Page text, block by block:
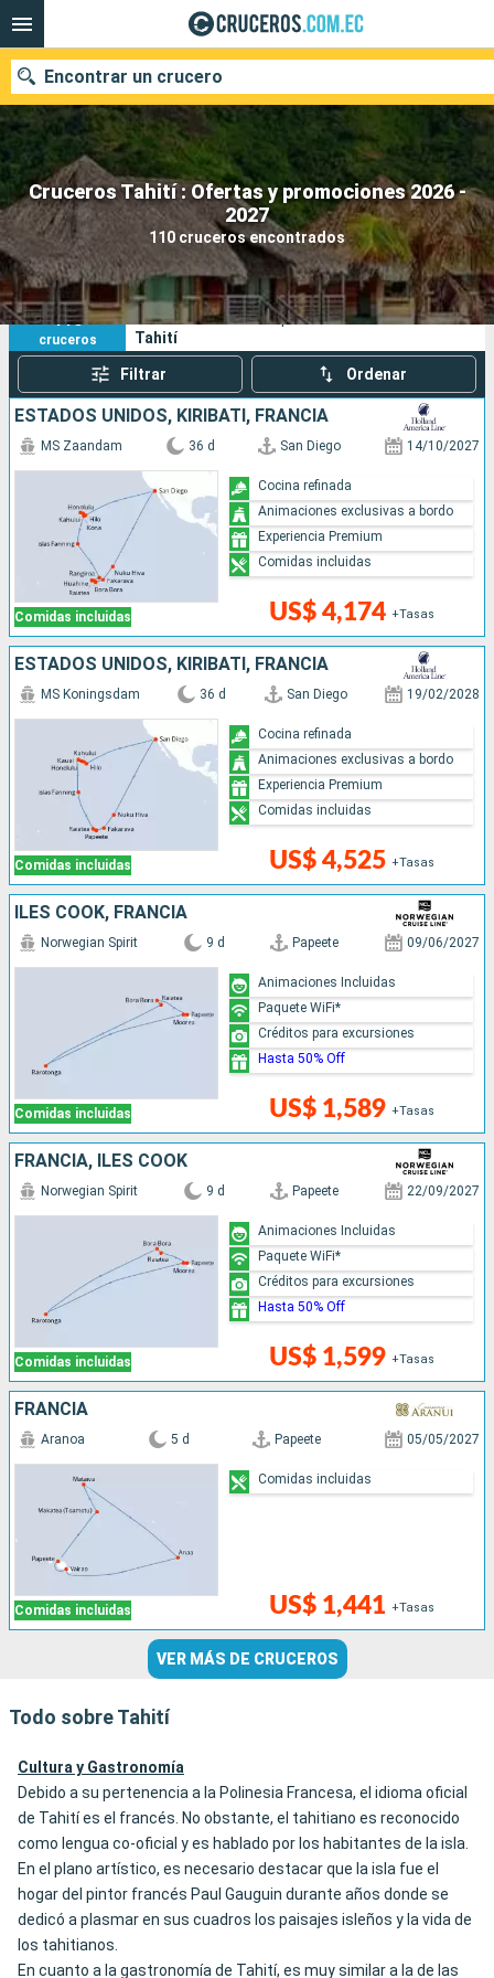
Cruceros Tahití : Ofertas y promociones 2026 -
2027
110 cruceros encontrados
Encontrar un crucero
Nuestros destinos
Fecha de salida
Puertos Compañías
Buscar
110
cruceros
Sus criterios de búsqueda:
Tahití
Filtrar Ordenar
ESTADOS UNIDOS, KIRIBATI, FRANCIA
Comidas incluidas
MS Zaandam 36 d San Diego 14/10/2027
US$ 4,174 +Tasas
Cocina refinada
Animaciones exclusivas a bordo
Experiencia Premium
Comidas incluidas
ESTADOS UNIDOS, KIRIBATI, FRANCIA
Comidas incluidas
MS Koningsdam 36 d San Diego 19/02/2028
US$ 4,525 +Tasas
Cocina refinada
Animaciones exclusivas a bordo
Experiencia Premium
Comidas incluidas
ILES COOK, FRANCIA
Comidas incluidas
Norwegian Spirit 9 d Papeete 09/06/2027
US$ 1,589 +Tasas
Animaciones Incluidas
Paquete WiFi*
Créditos para excursiones
Hasta 50% Off
FRANCIA, ILES COOK
Comidas incluidas
Norwegian Spirit 9 d Papeete 22/09/2027
US$ 1,599 +Tasas
Animaciones Incluidas
Paquete WiFi*
Créditos para excursiones
Hasta 50% Off
FRANCIA
Comidas incluidas
Aranoa 5 d Papeete 05/05/2027
US$ 1,441 +Tasas
Comidas incluidas
VER MÁS DE CRUCEROS
Todo sobre Tahití
Cultura y Gastronomía
Debido a su pertenencia a la Polinesia Francesa, el idioma oficial
de Tahití es el francés. No obstante, el tahitiano es reconocido
como lengua co-oficial y es hablado por los habitantes de la isla.
En el plano artístico, es necesario destacar que la isla fue el
hogar del pintor francés Paul Gauguin durante años donde se
dedicó a plasmar en sus cuadros los paisajes isleños y la vida de
los tahitianos.
En cuanto a la gastronomía de Tahití, es muy similar a la de las